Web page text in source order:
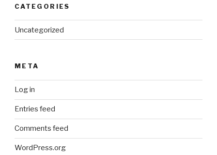
CATEGORIES
Uncategorized
META
Log in
Entries feed
Comments feed
WordPress.org